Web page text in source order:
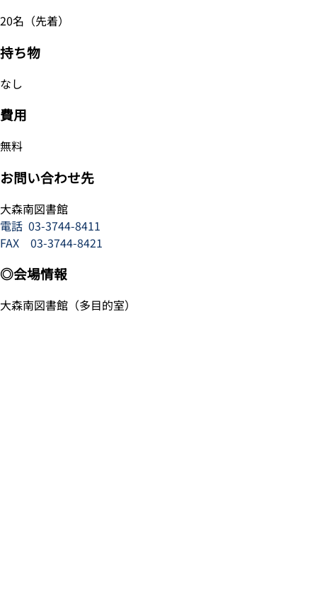
20名（先着）
持ち物
なし
費用
無料
お問い合わせ先
大森南図書館
電話 03-3744-8411
FAX 03-3744-8421
◎会場情報
大森南図書館（多目的室）